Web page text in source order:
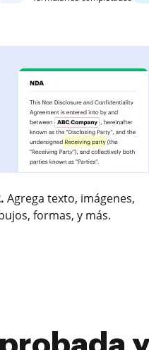
Agrega texto, imágenes,
formas, y más.